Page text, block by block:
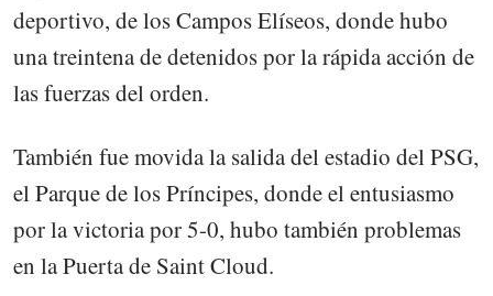
deportivo, de los Campos Elíseos, donde hubo
una treintena de detenidos por la rápida acción de
las fuerzas del orden.
También fue movida la salida del estadio del PSG,
el Parque de los Príncipes, donde el entusiasmo
por la victoria por 5-0, hubo también problemas
en la Puerta de Saint Cloud.